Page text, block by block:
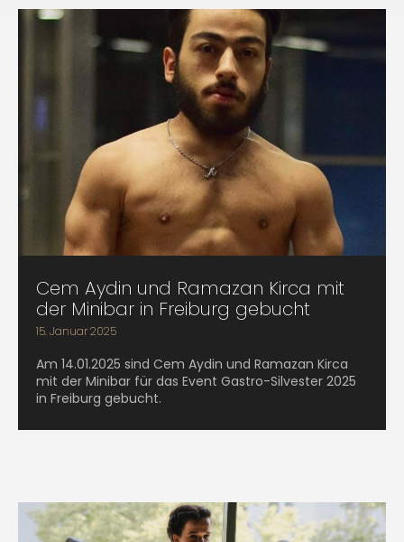
Cem Aydin und Ramazan Kirca mit
der Minibar in Freiburg gebucht
15. Januar 2025
Am 14.01.2025 sind Cem Aydin und Ramazan Kirca
mit der Minibar für das Event Gastro-Silvester 2025
in Freiburg gebucht.